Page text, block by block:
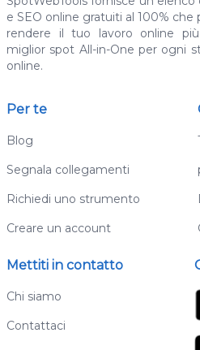
e SEO online gratuiti al 100%
rendere il tuo lavoro online
miglior spot All-in-One per ogni
online.
Per te
Blog
Segnala collegamenti
Richiedi uno strumento
Creare un account
Mettiti in contatto
Chi siamo
Contattaci